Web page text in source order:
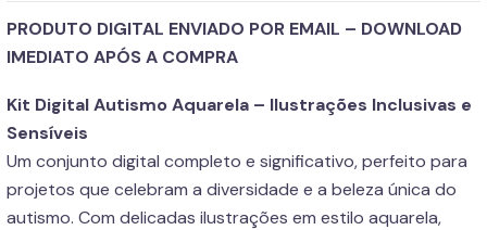
PRODUTO DIGITAL ENVIADO POR EMAIL – DOWNLOAD
IMEDIATO APÓS A COMPRA
Kit Digital Autismo Aquarela – Ilustrações Inclusivas e
Sensíveis
Um conjunto digital completo e significativo, perfeito para
projetos que celebram a diversidade e a beleza única do
autismo. Com delicadas ilustrações em estilo aquarela,